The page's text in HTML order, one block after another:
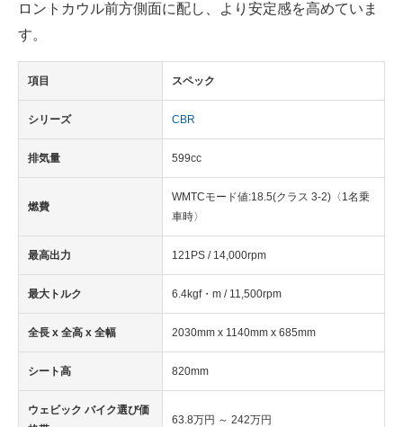
ロントカウル前方側面に配し、より安定感を高めていま
す。
項目 スペック
シリーズ CBR
排気量 599cc
燃費
WMTCモード値:18.5(クラス 3-2)〈1名乗
車時〉
最高出力 121PS / 14,000rpm
最大トルク 6.4kgf・m / 11,500rpm
全長 x 全高 x 全幅 2030mm x 1140mm x 685mm
シート高 820mm
ウェビック バイク選び価
63.8万円 ～ 242万円